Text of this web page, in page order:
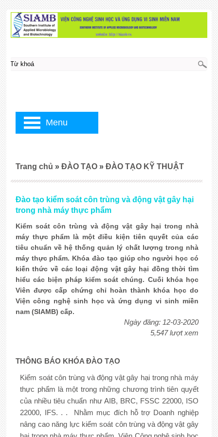
Đào tạo kiểm soát côn trùng và động vật gây hại
trong nhà máy thực phẩm
Kiểm soát côn trùng và động vật gây hại trong nhà
máy thực phẩm là một điều kiện tiên quyết của các
tiêu chuẩn về hệ thống quản lý chất lượng trong nhà
máy thực phẩm. Khóa đào tạo giúp cho người học có
kiến thức về các loại động vật gây hại đồng thời tìm
hiểu các biện pháp kiểm soát chúng. Cuối khóa học
Viên được cấp chứng chỉ hoàn thành khóa học do
Viện công nghệ sinh học và ứng dụng vi sinh miền
nam (SIAMB) cấp.
Ngày đăng: 12-03-2020
5,547 lượt xem
THÔNG BÁO KHÓA ĐÀO TẠO
Kiểm soát côn trùng và động vật gây hại trong nhà máy
thực phẩm là một trong những chương trình tiên quyết
của nhiều tiêu chuẩn như AIB, BRC, FSSC 22000, ISO
22000, IFS. . . Nhằm mục đích hỗ trợ Doanh nghiệp
nâng cao năng lực kiểm soát côn trùng và động vật gây
Trang chủ » ĐÀO TẠO » ĐÀO TẠO KỸ THUẬT
Menu